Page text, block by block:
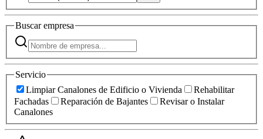
Buscarempresa
Servicio
Limpiar Canalones de Edificio o Vivienda
Rehabilitar
Fachadas
Reparación de Bajantes
Revisar o Instalar
Canalones